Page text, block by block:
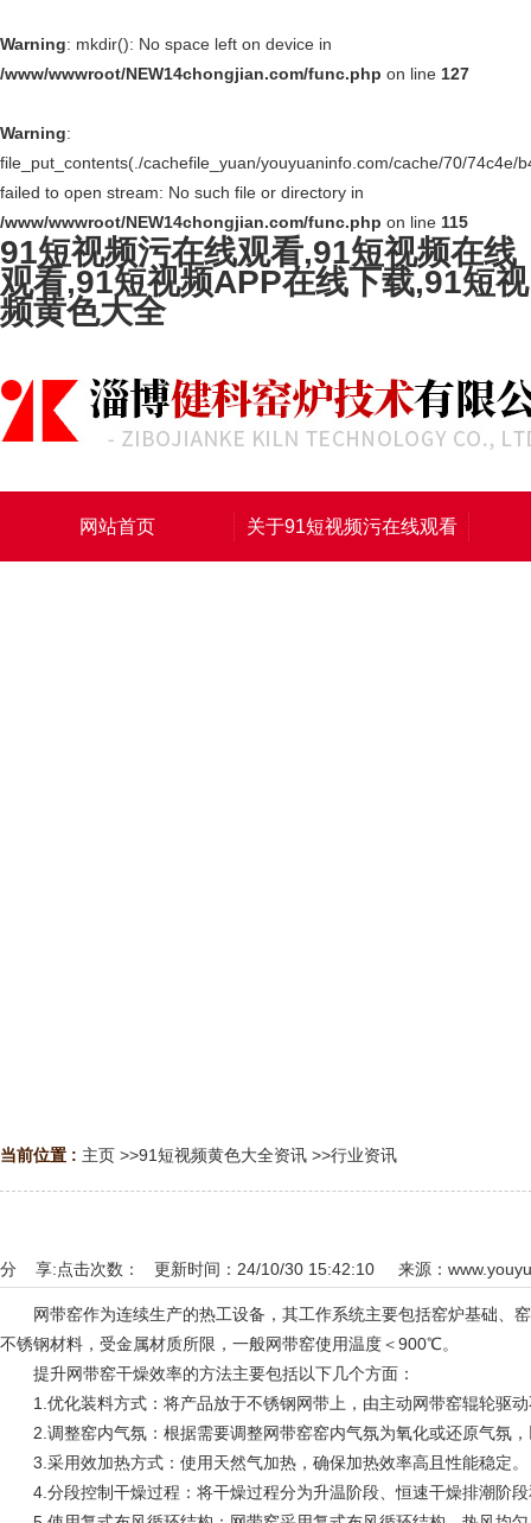
Warning: mkdir(): No space left on device in
/www/wwwroot/NEW14chongjian.com/func.php on line 127
Warning:
file_put_contents(./cachefile_yuan/youyuaninfo.com/cache/70/74c4e/
failed to open stream: No such file or directory in
/www/wwwroot/NEW14chongjian.com/func.php on line 115
91短视频污在线观看,91短视频在线
观看,91短视频APP在线下载,91短视
频黄色大全
网站首页 关于91短视频污在线观看
当前位置 : 主页 >>91短视频黄色大全资讯 >>行业资讯
点击次数： 更新时间：24/10/30 15:42:10 来源：
分 享:
网带窑作为连续生产的热工设备，其工作系统主要包括窑炉基础、
不锈钢材料，受金属材质所限，一般网带窑使用温度＜900℃。
‌提升网带窑干燥效率的方法主要包括以下几个方面‌：
‌1.优化装料方式‌：将产品放于不锈钢网带上，由主动网带窑辊轮驱动
‌2.调整窑内气氛‌：根据需要调整网带窑窑内气氛为氧化或还原气氛，
‌3.采用效加热方式‌：使用天然气加热，确保加热效率高且性能稳定‌。
‌4.分段控制干燥过程‌：将干燥过程分为升温阶段、恒速干燥排潮阶